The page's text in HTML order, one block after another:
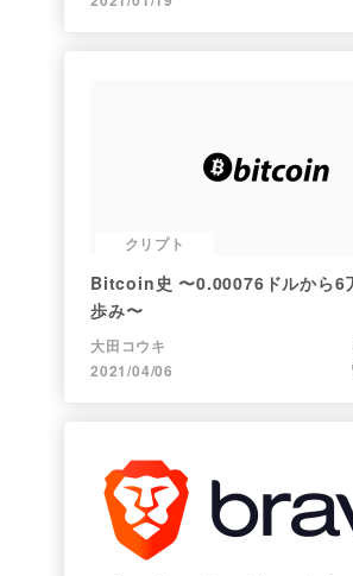
クリプト
Bitcoin史 〜0.00076ドルから6
歩み〜
大田コウキ
2021/04/06